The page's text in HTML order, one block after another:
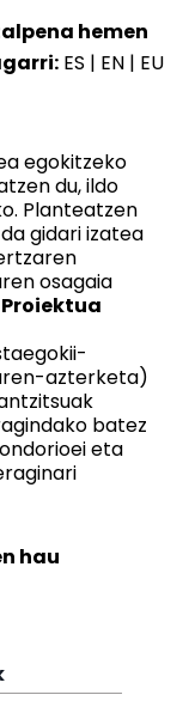
hemen
ES | EN | EU
egokitzeko
du, ildo
Planteatzen
gidari izatea
osagaia
azterketa)
batez
eta
hau